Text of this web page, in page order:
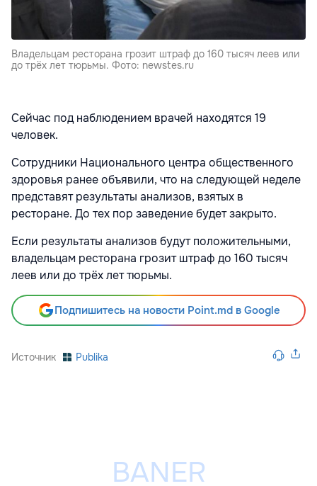
Владельцам ресторана грозит штраф до 160 тысяч леев или
до трёх лет тюрьмы. Фото: newstes.ru
Сейчас под наблюдением врачей находятся 19
человек.
Сотрудники Национального центра общественного
здоровья ранее объявили, что на следующей неделе
представят результаты анализов, взятых в
ресторане. До тех пор заведение будет закрыто.
Если результаты анализов будут положительными,
владельцам ресторана грозит штраф до 160 тысяч
леев или до трёх лет тюрьмы.
Подпишитесь на новости Point.md в Google
Источник Publika